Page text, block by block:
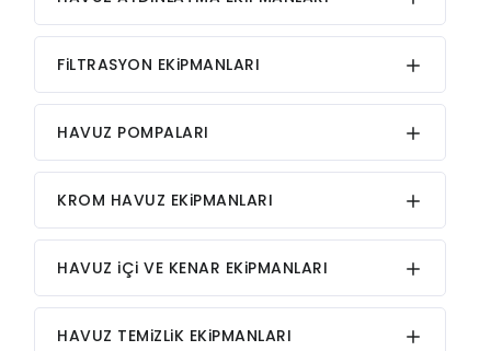
FiLTRASYON EKiPMANLARI
HAVUZ POMPALARI
KROM HAVUZ EKiPMANLARI
HAVUZ iÇi VE KENAR EKiPMANLARI
HAVUZ TEMiZLiK EKiPMANLARI